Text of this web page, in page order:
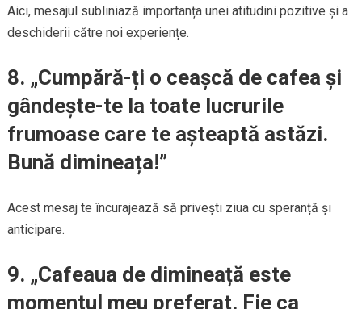
Aici, mesajul subliniază importanța unei atitudini pozitive și a
deschiderii către noi experiențe.
8. „Cumpără-ți o ceașcă de cafea și
gândește-te la toate lucrurile
frumoase care te așteaptă astăzi.
Bună dimineața!”
Acest mesaj te încurajează să privești ziua cu speranță și
anticipare.
9. „Cafeaua de dimineață este
momentul meu preferat. Fie ca